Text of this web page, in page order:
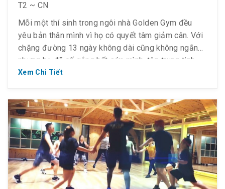
T2 ~ CN
Mỗi một thí sinh trong ngôi nhà Golden Gym đều
yêu bản thân mình vì họ có quyết tâm giảm cân. Với
chặng đường 13 ngày không dài cũng không ngắn
nhưng họ đã cố gắng hết sức mình, tập trung tinh
thần, bứt phá về đích và họ, sẽ xinh đẹp ngay bây
Xem Chi Tiết